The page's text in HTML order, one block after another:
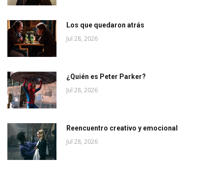
Los que quedaron atrás
Jul 28, 2026
¿Quién es Peter Parker?
Jul 28, 2026
Reencuentro creativo y emocional
Jul 28, 2026